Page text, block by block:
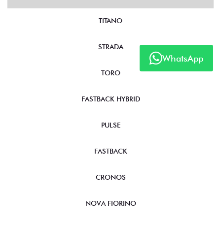
WhatsApp
TITANO
STRADA
TORO
FASTBACK HYBRID
PULSE
FASTBACK
CRONOS
NOVA FIORINO